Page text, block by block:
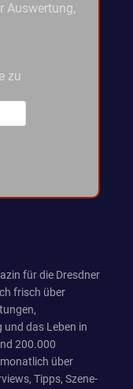
Auswertung,
zu
für die Dresdner
frisch über
das Leben in
200.000
über
Tipps, Szene-